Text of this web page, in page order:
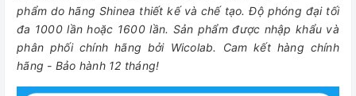
phẩm do hãng Shinea thiết kế và chế tạo. Độ phóng đại tối
đa 1000 lần hoặc 1600 lần. Sản phẩm được nhập khẩu và
phân phối chính hãng bởi Wicolab. Cam kết hàng chính
hãng - Bảo hành 12 tháng!